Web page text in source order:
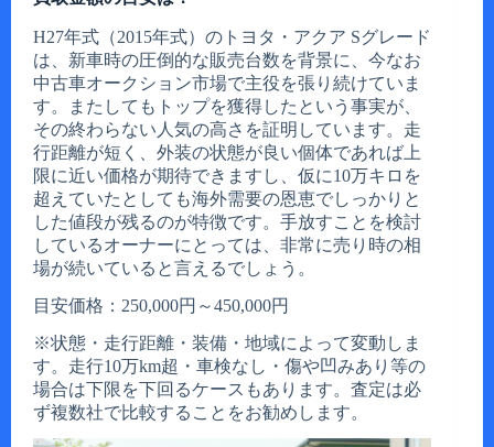
H27年式（2015年式）のトヨタ・アクア Sグレード
は、新車時の圧倒的な販売台数を背景に、今なお
中古車オークション市場で主役を張り続けていま
す。またしてもトップを獲得したという事実が、
その終わらない人気の高さを証明しています。走
行距離が短く、外装の状態が良い個体であれば上
限に近い価格が期待できますし、仮に10万キロを
超えていたとしても海外需要の恩恵でしっかりと
した値段が残るのが特徴です。手放すことを検討
しているオーナーにとっては、非常に売り時の相
場が続いていると言えるでしょう。
目安価格：250,000円～450,000円
※状態・走行距離・装備・地域によって変動しま
す。走行10万km超・車検なし・傷や凹みあり等の
場合は下限を下回るケースもあります。査定は必
ず複数社で比較することをお勧めします。